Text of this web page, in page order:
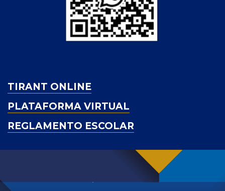
TIRANT ONLINE
PLATAFORMA VIRTUAL
REGLAMENTO ESCOLAR